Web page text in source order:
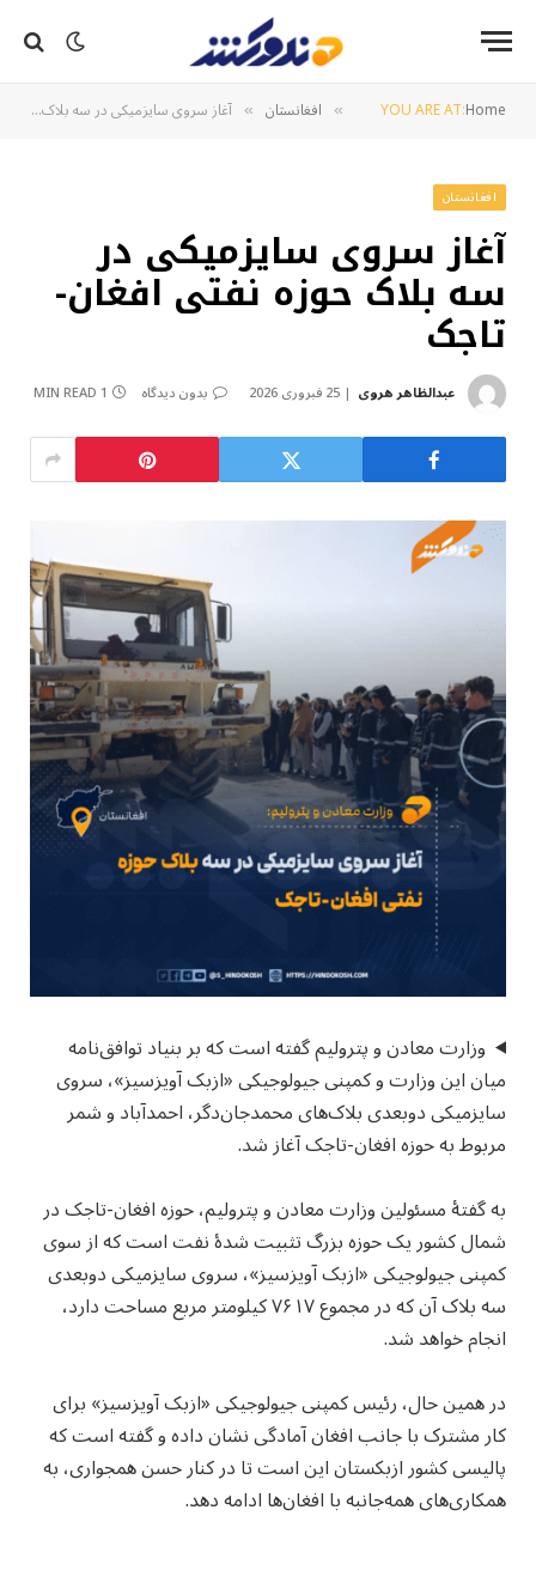
YOU ARE AT:Home
» افغانستان » آغاز سروی سایزمیکی در سه بلاک حوزه نفتی افغان-تاجک
افغانستان
آغاز سروی سایزمیکی در
سه بلاک حوزه نفتی افغان-
تاجک
عبدالظاهر هروی 25 فبروری 2026 بدون دیدگاه 1 MIN READ
وزارت معادن و پترولیم گفته است که بر بنیاد توافق‌نامه
میان این وزارت و کمپنی جیولوجیکی «ازبک آویزسیز»، سروی
سایزمیکی دو‌بعدی بلاک‌های محمدجان‌دگر، احمدآباد و شمر
مربوط به حوزه افغان-تاجک آغاز شد.
به گفتۀ مسئولین وزارت معادن و پترولیم، حوزه افغان-تاجک در
شمال کشور یک حوزه بزرگ تثبیت شدۀ نفت است که از سوی
کمپنی جیولوجیکی «ازبک آویزسیز»، سروی سایزمیکی دو‌بعدی
سه بلاک آن که در مجموع ۷۶۱۷ کیلومتر مربع مساحت دارد،
انجام خواهد شد.
در همین حال، رئیس کمپنی جیولوجیکی «ازبک آویزسیز» برای
کار مشترک با جانب افغان آمادگی نشان داده و گفته است که
پالیسی کشور ازبکستان این است تا در کنار حسن همجواری، به
همکاری‌های همه‌جانبه با افغان‌ها ادامه دهد.